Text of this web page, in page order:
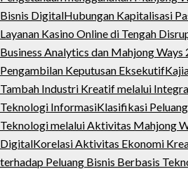
Bisnis DigitalHubungan Kapitalisasi
Layanan Kasino Online di Tengah
Business Analytics dan Mahjong Ways
Pengambilan Keputusan Eksekutif
Tambah Industri Kreatif melalui
Teknologi InformasiKlasifikasi
Teknologi melalui Aktivitas Mahjong
DigitalKorelasi Aktivitas Ekonomi
terhadap Peluang Bisnis Berbasis